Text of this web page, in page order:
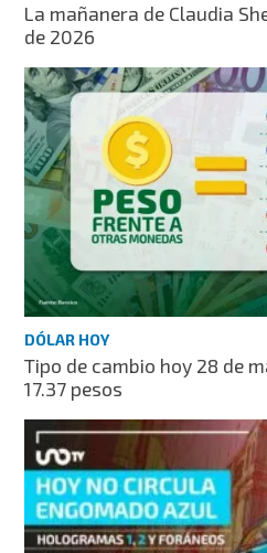
La mañanera de Claudia
de 2026
DÓLAR HOY
Tipo de cambio hoy 28 de
17.37 pesos